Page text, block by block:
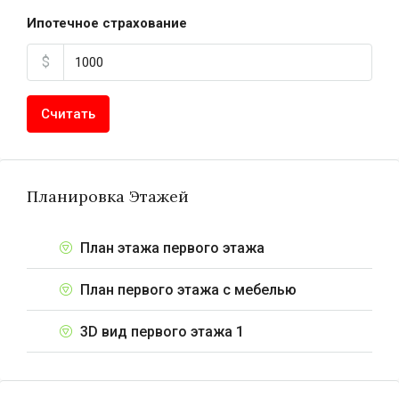
Ипотечное страхование
$
Считать
Планировка Этажей
План этажа первого этажа
План первого этажа с мебелью
3D вид первого этажа 1